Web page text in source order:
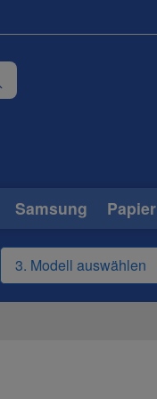
Samsung Papier